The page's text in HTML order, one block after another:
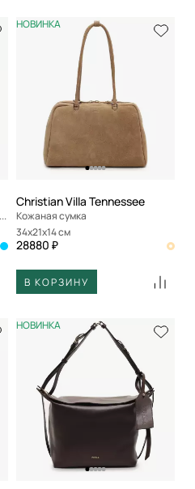
Чемодан маленький S из ABS-пластика
НОВИНКА
Christian Villa Tennessee
Кожаная сумка
34x21x14 см
28880 ₽
В КОРЗИНУ
НОВИНКА